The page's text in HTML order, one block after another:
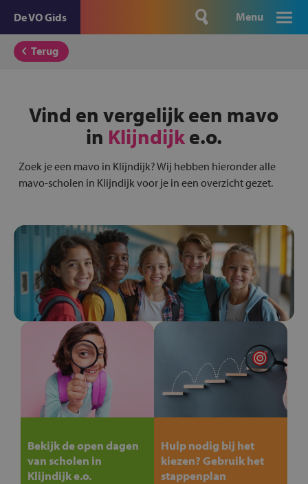
De VO Gids Menu
Terug
Vind en vergelijk een mavo
in Klijndijke.o.
Zoek je een mavo in Klijndijk? Wij hebben hieronder alle
mavo-scholen in Klijndijk voor je in een overzicht gezet.
Bekijk de open dagen
van scholen in
Klijndijk e.o.
Hulp nodig bij het
kiezen? Gebruik het
stappenplan